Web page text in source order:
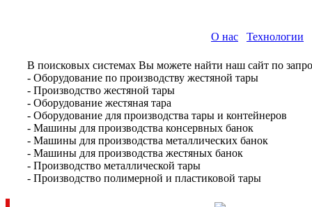
О нас Технологии
В поисковых системах Вы можете найти наш сайт по
- Оборудование по производству жестяной тары
- Производство жестяной тары
- Оборудование жестяная тара
- Оборудование для производства тары и контейнеров
- Машины для производства консервных банок
- Машины для производства металлических банок
- Машины для производства жестяных банок
- Производство металлической тары
- Производство полимерной и пластиковой тары